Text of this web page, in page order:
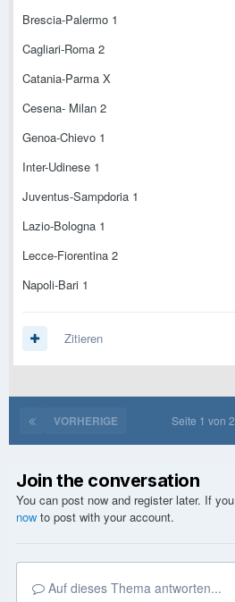
Brescia-Palermo 1
Cagliari-Roma 2
Catania-Parma X
Cesena- Milan 2
Genoa-Chievo 1
Inter-Udinese 1
Juventus-Sampdoria 1
Lazio-Bologna 1
Lecce-Fiorentina 2
Napoli-Bari 1
Zitieren
VORHERIGE Seite 1 von 2
Join the conversation
You can post now and register later. If
now to post with your account.
Auf dieses Thema antworten...